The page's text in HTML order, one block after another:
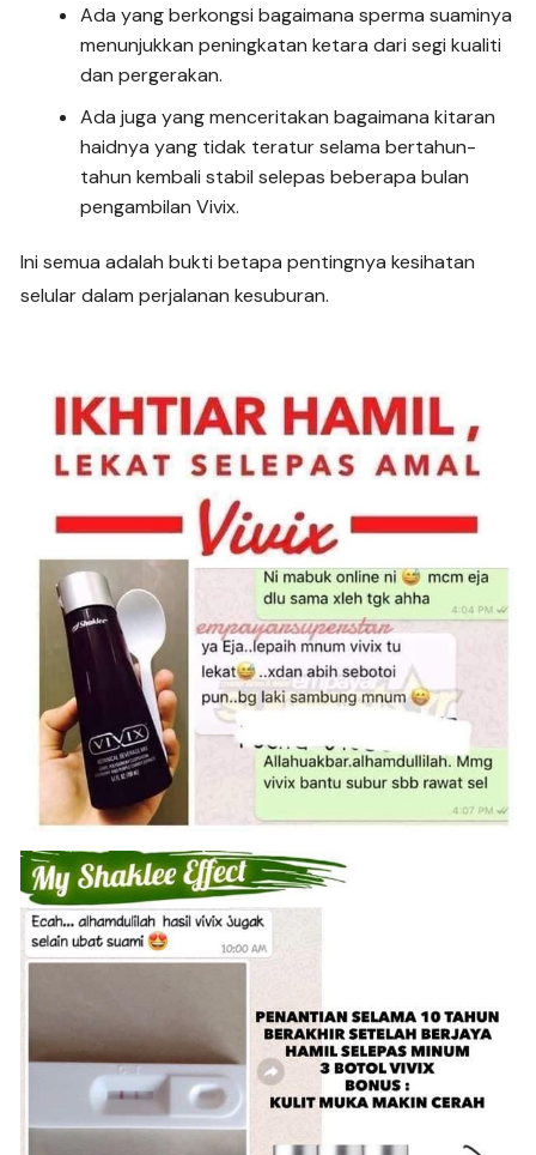
Ada yang berkongsi bagaimana sperma suaminya
menunjukkan peningkatan ketara dari segi kualiti
dan pergerakan.
Ada juga yang menceritakan bagaimana kitaran
haidnya yang tidak teratur selama bertahun-
tahun kembali stabil selepas beberapa bulan
pengambilan Vivix.
Ini semua adalah bukti betapa pentingnya kesihatan
selular dalam perjalanan kesuburan.